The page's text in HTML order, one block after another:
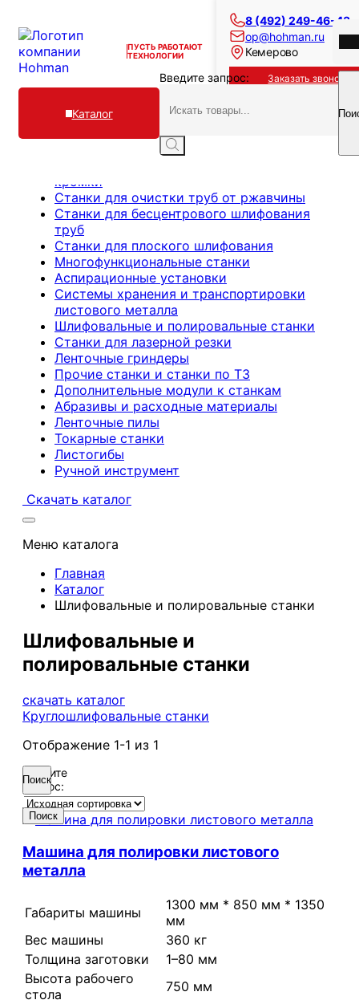
ПУСТЬ РАБОТАЮТ
ТЕХНОЛОГИИ
8 (492) 249-46-43
op@hohman.ru
Кемерово
Заказать звонок
Каталог
Введите запрос:
Лизинг
Контакты
Технические документы
О компании
op@hohman.ru
8 (492) 249-46-43
Заказать звонок
Станки для обработки листа перед
лазерной резкой
кромки
Станки для очистки труб от ржавчины
Станки для бесцентрового шлифования
труб
Станки для плоского шлифования
Многофункциональные станки
Аспирационные установки
Системы хранения и транспортировки
листового металла
Шлифовальные и полировальные станки
Станки для лазерной резки
Ленточные гриндеры
Прочие станки и станки по ТЗ
Дополнительные модули к станкам
Абразивы и расходные материалы
Ленточные пилы
Токарные станки
Листогибы
Ручной инструмент
Скачать каталог
Меню каталога
Главная
Каталог
Шлифовальные и полировальные станки
Шлифовальные и
полировальные станки
скачать каталог
Круглошлифовальные станки
Отображение 1-1 из 1
Введите
запрос:
Поиск
Поиск
Машина для полировки листового
металла
Габариты машины
1300 мм * 850 мм * 1350
мм
Вес машины
360 кг
Толщина заготовки
1–80 мм
Высота рабочего
стола
750 мм